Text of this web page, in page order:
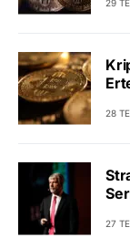
29
28
27